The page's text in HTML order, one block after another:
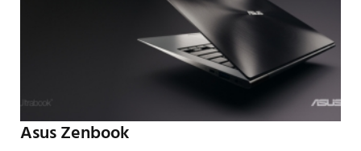
Asus Zenbook